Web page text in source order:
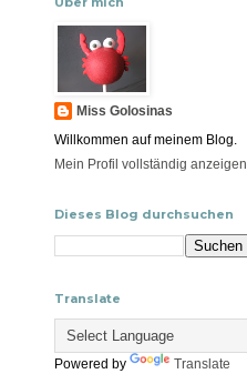
Miss Golosinas
Willkommen auf meinem Blog.
Mein Profil vollständig anzeigen
Dieses Blog durchsuchen
Translate
Powered by Translate